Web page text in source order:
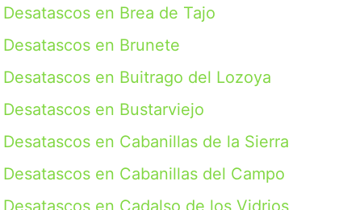
Desatascos en Brea de Tajo
Desatascos en Brunete
Desatascos en Buitrago del Lozoya
Desatascos en Bustarviejo
Desatascos en Cabanillas de la Sierra
Desatascos en Cabanillas del Campo
Desatascos en Cadalso de los Vidrios